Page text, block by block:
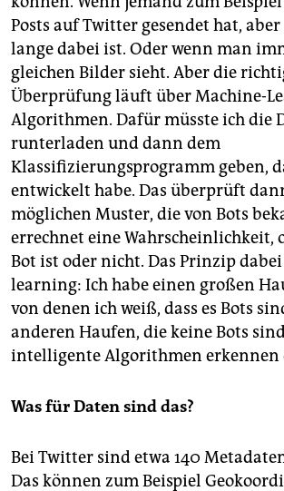
Posts auf Twitter gesendet hat,
lange dabei ist. Oder wenn man
gleichen Bilder sieht. Aber die
Überprüfung läuft über Machine-
Algorithmen. Dafür müsste ich die
runterladen und dann dem
Klassifizierungsprogramm geben,
entwickelt habe. Das überprüft
möglichen Muster, die von Bots
errechnet eine Wahrscheinlichkeit,
Bot ist oder nicht. Das Prinzip
learning: Ich habe einen großen
von denen ich weiß, dass es Bots
anderen Haufen, die keine Bots
intelligente Algorithmen erkennen
Was für Daten sind das?
Bei Twitter sind etwa 140
Das können zum Beispiel